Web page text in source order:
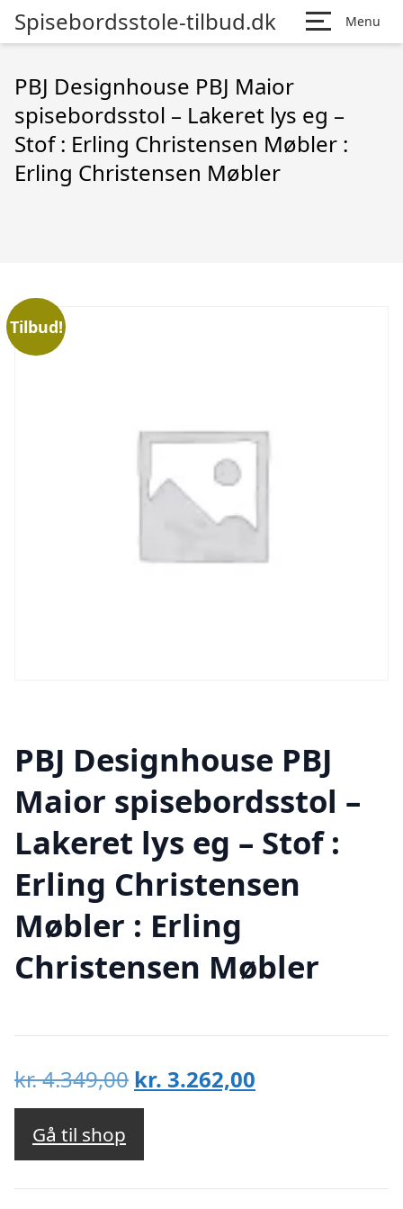
Spisebordsstole-tilbud.dk Menu
PBJ Designhouse PBJ Maior
spisebordsstol – Lakeret lys eg –
Stof : Erling Christensen Møbler :
Erling Christensen Møbler
Tilbud!
PBJ Designhouse PBJ
Maior spisebordsstol –
Lakeret lys eg – Stof :
Erling Christensen
Møbler : Erling
Christensen Møbler
kr.4.349,00 Den
oprindelige
var:
kr. 4.349,00.
kr. 3.262,00
kr. 3.262,00.
Gå til shop